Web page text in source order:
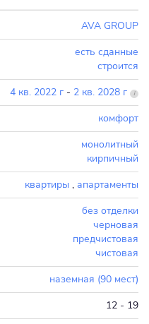
AVA GROUP
есть сданные
строится
4 кв. 2022 г - 2 кв. 2028 г
комфорт
монолитный
кирпичный
квартиры , апартаменты
без отделки
черновая
предчистовая
чистовая
наземная (90 мест)
12 - 19